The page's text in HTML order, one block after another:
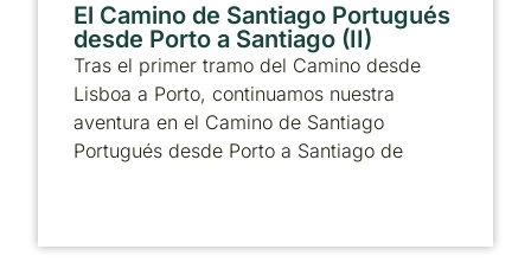
El Camino de Santiago Portugués
desde Porto a Santiago (II)
Tras el primer tramo del Camino desde
Lisboa a Porto, continuamos nuestra
aventura en el Camino de Santiago
Portugués desde Porto a Santiago de